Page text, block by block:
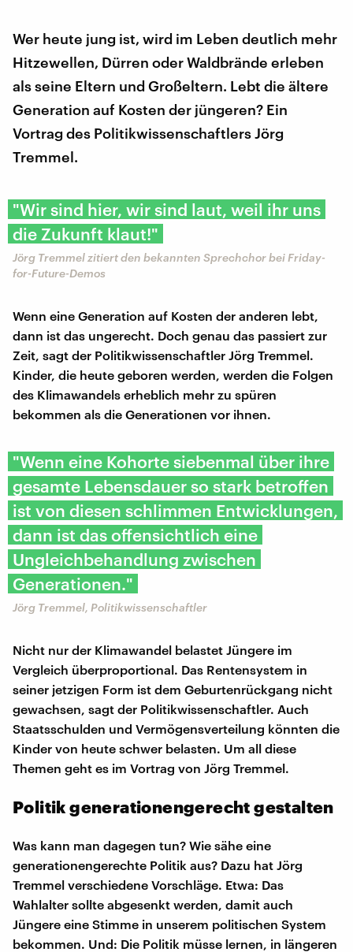
Wer heute jung ist, wird im Leben deutlich mehr
Hitzewellen, Dürren oder Waldbrände erleben
als seine Eltern und Großeltern. Lebt die ältere
Generation auf Kosten der jüngeren? Ein
Vortrag des Politikwissenschaftlers Jörg
Tremmel.
"Wir sind hier, wir sind laut, weil ihr uns
die Zukunft klaut!"
Jörg Tremmel zitiert den bekannten Sprechchor bei Friday-
for-Future-Demos
Wenn eine Generation auf Kosten der anderen lebt,
dann ist das ungerecht. Doch genau das passiert zur
Zeit, sagt der Politikwissenschaftler Jörg Tremmel.
Kinder, die heute geboren werden, werden die Folgen
des Klimawandels erheblich mehr zu spüren
bekommen als die Generationen vor ihnen.
"Wenn eine Kohorte siebenmal über ihre
gesamte Lebensdauer so stark betroffen
ist von diesen schlimmen Entwicklungen,
dann ist das offensichtlich eine
Ungleichbehandlung zwischen
Generationen."
Jörg Tremmel, Politikwissenschaftler
Nicht nur der Klimawandel belastet Jüngere im
Vergleich überproportional. Das Rentensystem in
seiner jetzigen Form ist dem Geburtenrückgang nicht
gewachsen, sagt der Politikwissenschaftler. Auch
Staatsschulden und Vermögensverteilung könnten die
Kinder von heute schwer belasten. Um all diese
Themen geht es im Vortrag von Jörg Tremmel.
Politik generationengerecht gestalten
Was kann man dagegen tun? Wie sähe eine
generationengerechte Politik aus? Dazu hat Jörg
Tremmel verschiedene Vorschläge. Etwa: Das
Wahlalter sollte abgesenkt werden, damit auch
Jüngere eine Stimme in unserem politischen System
bekommen. Und: Die Politik müsse lernen, in längeren